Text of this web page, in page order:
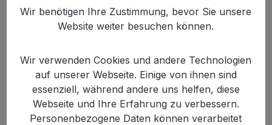
Kartoffelsnack 100g
Bildergalerie überspringen
Wir benötigen Ihre Zustimmung, bevor Sie unsere
Website weiter besuchen können.
Wir verwenden Cookies und andere Technologien
auf unserer Webseite. Einige von ihnen sind
essenziell, während andere uns helfen, diese
Webseite und Ihre Erfahrung zu verbessern.
Personenbezogene Daten können verarbeitet